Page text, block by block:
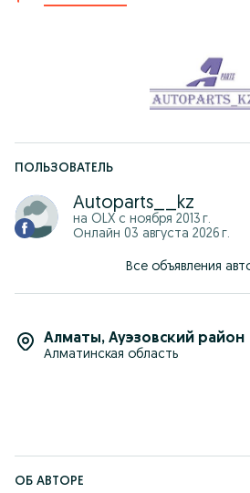
ПОЛЬЗОВАТЕЛЬ
Autoparts__kz
на OLX с ноября 2013 г.
Онлайн 03 августа 2026 г.
Все объявления
Алматы, Ауэзовский район
Алматинская область
ОБ АВТОРЕ